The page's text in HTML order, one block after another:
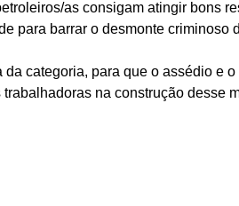
as consigam atingir bons
para barrar o desmonte
categoria, para que o assédio
na construção desse